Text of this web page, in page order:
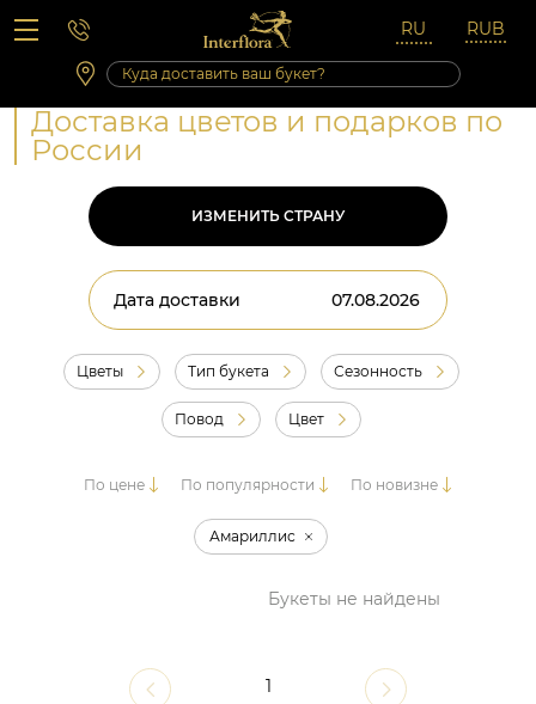
Вопросы-ответы
Сб 10:00 ‐ 14:00
Выходные и праздничные дни
Доставка цветов и подарков по
России
ИЗМЕНИТЬ СТРАНУ
Дата доставки
Цветы Тип букета Сезонность
Повод Цвет
По цене По популярности По новизне
Амариллис
Букеты не найдены
1